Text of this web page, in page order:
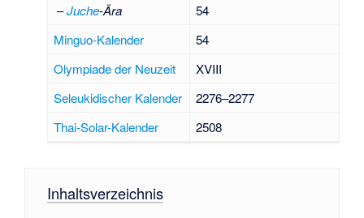
–Juche-Ära
54
Minguo-Kalender
54
Olympiade der Neuzeit
XVIII
Seleukidischer Kalender
2276–2277
Thai-Solar-Kalender
2508
Inhaltsverzeichnis